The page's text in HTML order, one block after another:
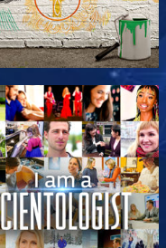
UTFORSKA SERIEN